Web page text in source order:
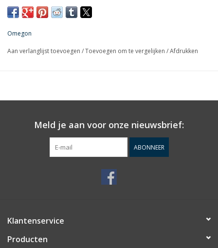
eerste astronomische foto's.
Omegon
Aan verlanglijst toevoegen /Toevoegen om te vergelijken /Afdrukken
Meld je aan voor onze nieuwsbrief:
ABONNEER
Klantenservice
Producten